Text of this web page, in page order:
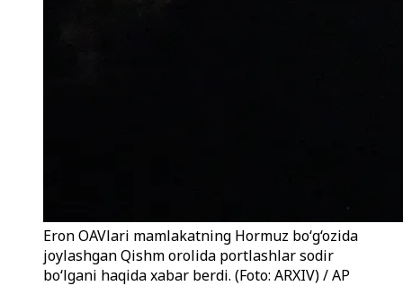
Eron OAVlari mamlakatning Hormuz bo‘g‘ozida
joylashgan Qishm orolida portlashlar sodir
bo‘lgani haqida xabar berdi. (Foto: ARXIV) / AP